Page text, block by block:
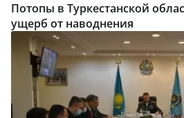
Потопы в Туркестанской
ущерб от наводнения